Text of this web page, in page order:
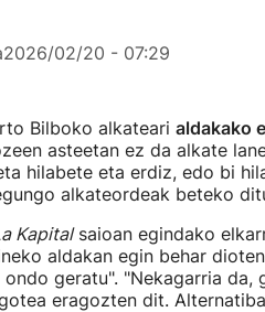
2026/02/20 - 07:29
Bilboko alkateari aldakako
asteetan ez da alkate
hilabete eta erdiz, edo bi
alkateordeak beteko
Kapitalsaioan egindako
aldakan egin behar
geratu". "Nekagarria
eragozten dit.